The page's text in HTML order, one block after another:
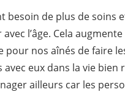
besoin de plus de soins
l’âge. Cela
nos aînés de faire
eux dans la vie bien
ailleurs car les